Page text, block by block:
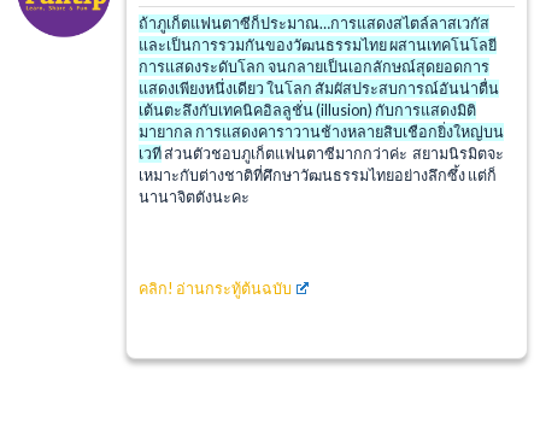
ถ้าภูเก็ตแฟนตาซีก็ประมาณ…การแสดงสไตล์ลาสเวกัส
และเป็นการรวมกันของวัฒนธรรมไทย ผสานเทคโนโลยี
การแสดงระดับโลก จนกลายเป็นเอกลักษณ์สุดยอดการ
แสดงเพียงหนึ่งเดียว ในโลก สัมผัสประสบการณ์อันน่าตื่น
เต้นตะลึงกับเทคนิคอิลลูชั่น (illusion) กับการแสดงมิติ
มายากล การแสดงคาราวานช้างหลายสิบเชือกยิ่งใหญ่บน
เวทีส่วนตัวชอบภูเก็ตแฟนตาซีมากกว่าค่ะ สยามนิรมิตจะ
เหมาะกับต่างชาติที่ศึกษาวัฒนธรรมไทยอย่างลึกซึ้ง แต่ก็
นานาจิตตังนะคะ
คลิก! อ่านกระทู้ต้นฉบับ